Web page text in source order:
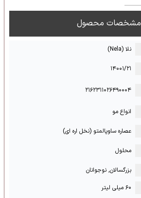
مشخصات محصول
نلا (Nela)
۱۴۰۰۱/۲۱
۲۱۶۲۳۱۱۰۲۶۴۹۰۰۰۴
انواع مو
عصاره ساوپالمتو (نخل اره ای)
محلول
بزرگسالان, نوجوانان
۶۰ میلی لیتر